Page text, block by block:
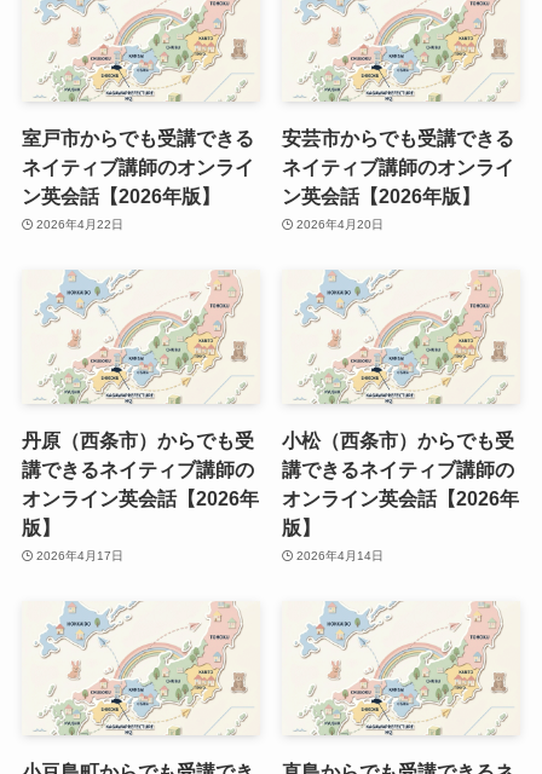
室戸市からでも受講できる
ネイティブ講師のオンライ
ン英会話【2026年版】
2026年4月22日
安芸市からでも受講できる
ネイティブ講師のオンライ
ン英会話【2026年版】
2026年4月20日
丹原（西条市）からでも受
講できるネイティブ講師の
オンライン英会話【2026年
版】
2026年4月17日
小松（西条市）からでも受
講できるネイティブ講師の
オンライン英会話【2026年
版】
2026年4月14日